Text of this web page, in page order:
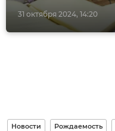
31 октября 2024, 14:20
Новости Рождаемость